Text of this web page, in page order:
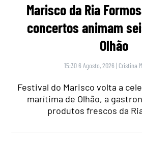
Marisco da Ria
concertos animam
Olhão
15:30 6 Agosto, 2026 | Cristina
Festival do Marisco volta a
marítima de Olhão, a
produtos frescos da